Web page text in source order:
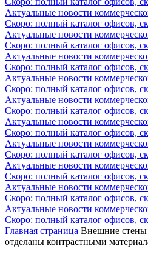
Актуальные новости
Скоро: полный каталог офисов,
Актуальные новости
Скоро: полный каталог офисов,
Актуальные новости
Скоро: полный каталог офисов,
Актуальные новости
Скоро: полный каталог офисов,
Актуальные новости
Скоро: полный каталог офисов,
Актуальные новости
Скоро: полный каталог офисов,
Актуальные новости
Скоро: полный каталог офисов,
Актуальные новости
Скоро: полный каталог офисов,
Актуальные новости
Скоро: полный каталог офисов,
Актуальные новости
Скоро: полный каталог офисов,
Главная страница Внешние стены
отделаны контрастными